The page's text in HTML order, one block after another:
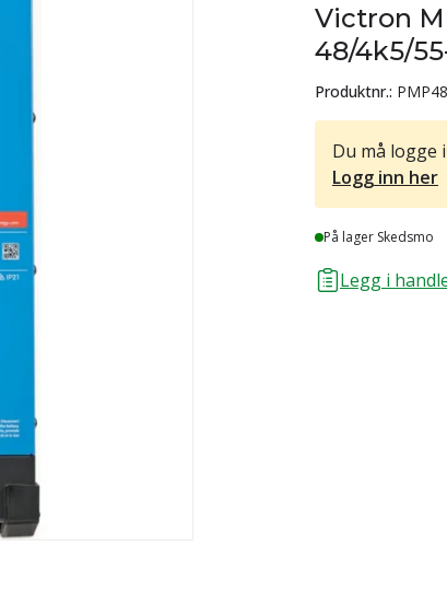
Victron
48/4k5/
Produktnr.:
Du må logge
Logg inn her
Lager
På lager Skedsmo
Legg i